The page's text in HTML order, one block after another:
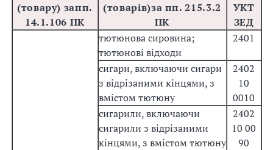
(товару) запп.
14.1.106 ПК
(товарів)за пп. 215.3.2
ПК
УКТ
ЗЕД
тютюнова сировина;
тютюнові відходи
2401
сигари, включаючи сигари
з відрізаними кінцями, з
вмістом тютюну
2402
10
0010
сигарили, включаючи
сигарили з відрізаними
кінцями, з вмістом тютюну
2402
10 00
90